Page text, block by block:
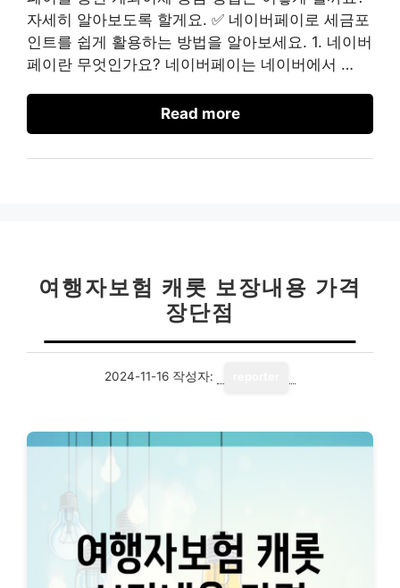
자세히 알아보도록 할게요. ✅ 네이버페이로 세금포
인트를 쉽게 활용하는 방법을 알아보세요. 1. 네이버
페이란 무엇인가요? 네이버페이는 네이버에서 …
Read more
여행자보험 캐롯 보장내용 가격
장단점
2024-11-16 작성자: